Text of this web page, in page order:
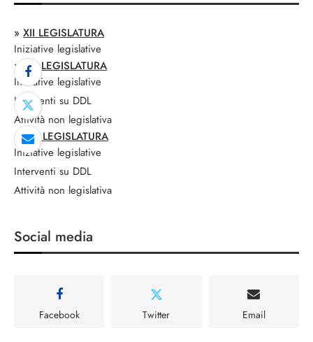
» XII LEGISLATURA
Iniziative legislative
» XIII LEGISLATURA
Iniziative legislative
Interventi su DDL
Attività non legislativa
»XIV LEGISLATURA
Iniziative legislative
Interventi su DDL
Attività non legislativa
Social media
Facebook Twitter Email